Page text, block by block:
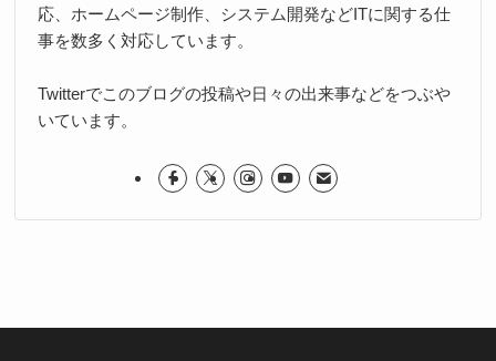
応、ホームページ制作、システム開発などITに関する仕
事を数多く対応しています。
Twitterでこのブログの投稿や日々の出来事などをつぶや
いています。